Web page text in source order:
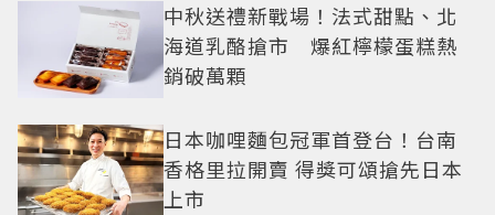
中秋送禮新戰場！法式甜點、北
海道乳酪搶市 爆紅檸檬蛋糕熱
銷破萬顆
日本咖哩麵包冠軍首登台！台南
香格里拉開賣 得獎可頌搶先日本
上市